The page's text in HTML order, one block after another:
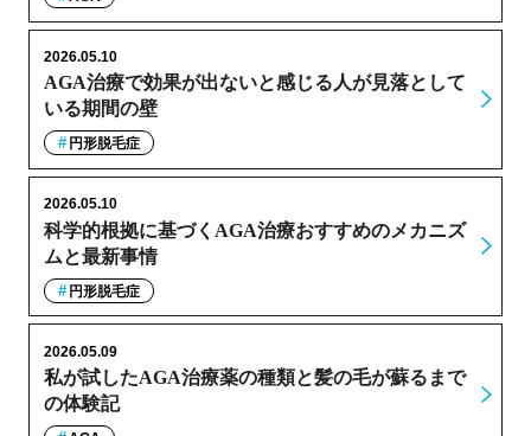
AGA治療で効果が出ないと感じる人が見落として
いる期間の壁
2026.05.10
円形脱毛症
科学的根拠に基づくAGA治療おすすめのメカニズ
ムと最新事情
2026.05.10
円形脱毛症
私が試したAGA治療薬の種類と髪の毛が蘇るまで
の体験記
2026.05.09